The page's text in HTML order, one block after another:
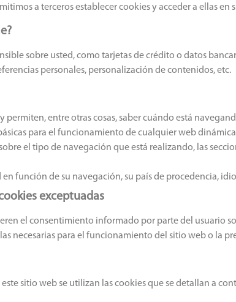
a terceros establecer cookies y acceder a ellas en
sobre usted, como tarjetas de crédito o datos
personales, personalización de contenidos, etc.
permiten, entre otras cosas, saber cuándo está
para el funcionamiento de cualquier web
el tipo de navegación que está realizando, las
función de su navegación, su país de procedencia,
exceptuadas
el consentimiento informado por parte del usuario
necesarias para el funcionamiento del sitio web o la
sitio web se utilizan las cookies que se detallan a